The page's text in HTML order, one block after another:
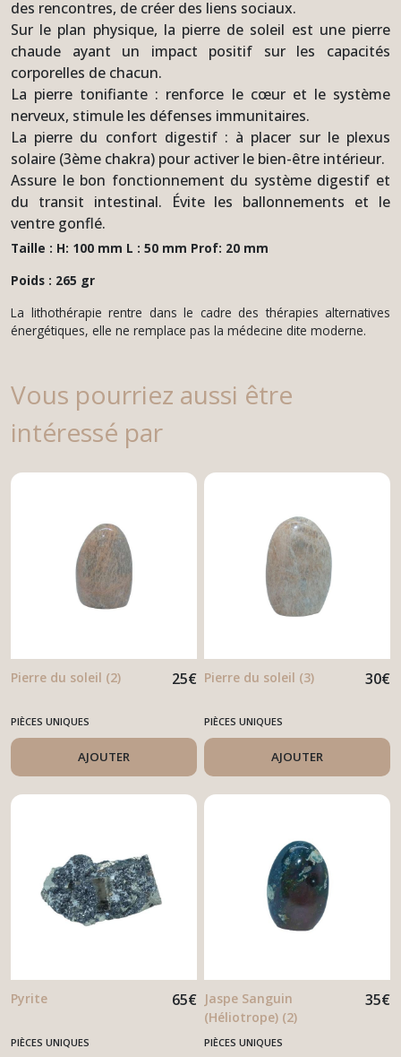
des rencontres, de créer des liens sociaux.
Sur le plan physique, la pierre de soleil est une pierre
chaude ayant un impact positif sur les capacités
corporelles de chacun.
La pierre tonifiante : renforce le cœur et le système
nerveux, stimule les défenses immunitaires.
La pierre du confort digestif : à placer sur le plexus
solaire (3ème chakra) pour activer le bien-être intérieur.
Assure le bon fonctionnement du système digestif et
du transit intestinal. Évite les ballonnements et le
ventre gonflé.
Taille : H: 100 mm L : 50 mm Prof: 20 mm
Poids : 265 gr
La lithothérapie rentre dans le cadre des thérapies alternatives
énergétiques, elle ne remplace pas la médecine dite moderne.
Vous pourriez aussi être
intéressé par
Pierre du soleil (2) 25€
PIÈCES UNIQUES
AJOUTER
Pierre du soleil (3) 30€
PIÈCES UNIQUES
AJOUTER
Pyrite 65€
PIÈCES UNIQUES
Jaspe Sanguin
(Héliotrope) (2)
35€
PIÈCES UNIQUES